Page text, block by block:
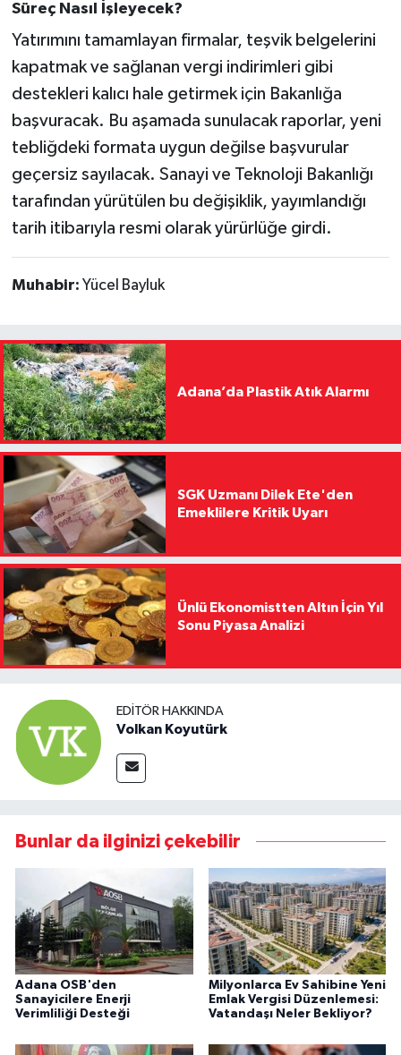
Süreç Nasıl İşleyecek?
Yatırımını tamamlayan firmalar, teşvik belgelerini
kapatmak ve sağlanan vergi indirimleri gibi
destekleri kalıcı hale getirmek için Bakanlığa
başvuracak. Bu aşamada sunulacak raporlar, yeni
tebliğdeki formata uygun değilse başvurular
geçersiz sayılacak. Sanayi ve Teknoloji Bakanlığı
tarafından yürütülen bu değişiklik, yayımlandığı
tarih itibarıyla resmi olarak yürürlüğe girdi.
Muhabir: Yücel Bayluk
Adana’da Plastik Atık Alarmı
SGK Uzmanı Dilek Ete'den
Emeklilere Kritik Uyarı
Ünlü Ekonomistten Altın İçin Yıl
Sonu Piyasa Analizi
EDITÖR HAKKINDA
Volkan Koyutürk
Bunlar da ilginizi çekebilir
Adana OSB'den
Sanayicilere Enerji
Verimliliği Desteği
Milyonlarca Ev Sahibine Yeni
Emlak Vergisi Düzenlemesi:
Vatandaşı Neler Bekliyor?